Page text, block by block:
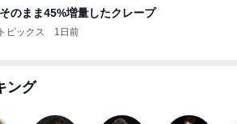
のまま45%増量したクレープ
ピックス 1日前
ング